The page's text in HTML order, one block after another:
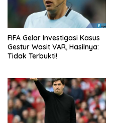
FIFA Gelar Investigasi Kasus
Gestur Wasit VAR, Hasilnya:
Tidak Terbukti!